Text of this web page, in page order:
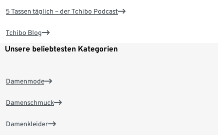
5 Tassen täglich – der Tchibo Podcast
Tchibo Blog
Unsere beliebtesten Kategorien
Damenmode
Damenschmuck
Damenkleider